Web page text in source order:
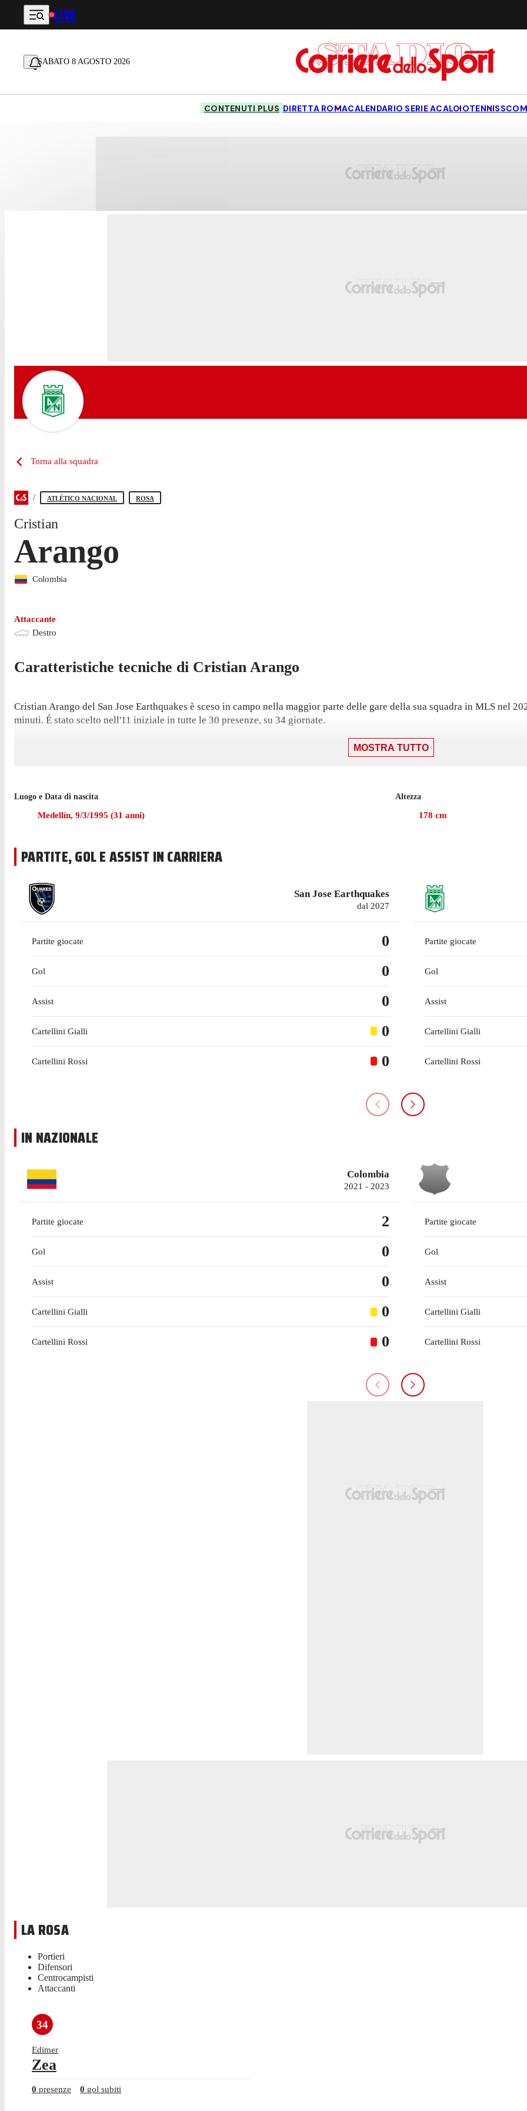
Vai al contenuto principale
LIVE
SABATO 8 AGOSTO 2026
CONTENUTI PLUS DIRETTA ROMACALENDARIO SERIE ACALCIOTENNIS
Torna alla squadra
ATLÉTICO NACIONAL ROSA
Cristian
Arango
Colombia
Attaccante
Destro
Caratteristiche tecniche di Cristian Arango
Cristian Arango del San Jose Earthquakes è sceso in campo nella maggior parte delle gare della sua squadra in MLS nel
minuti. É stato scelto nell'11 iniziale in tutte le 30 presenze, su 34 giornate.
Arango ha giocato la sua ultima partita il 18 ottobre, con i San Jose Earthquakes: una vittoria per 2-1 contro Austin, in
Kansas City l'1 marzo, avendo realizzato una rete nella vittoria per 2-1.
Nell'ultima stagione con il Real Salt Lake in MLS Arango ha collezionato 32 presenze, gare in cui ha realizzato 17 gol e
campionato, con 23 gol e 7 assist.
MOSTRA TUTTO
Luogo e Data di nascita
Medellín, 9/3/1995 (31 anni)
Altezza
178 cm
PARTITE, GOL E ASSIST IN CARRIERA
San Jose Earthquakes
dal 2027
Partite giocate 0
Gol 0
Assist 0
Cartellini Gialli 0
Cartellini Rossi 0
Partite giocate
Gol
Assist
Cartellini Gialli
Cartellini Rossi
IN NAZIONALE
Colombia
2021 - 2023
Partite giocate 2
Gol 0
Assist 0
Cartellini Gialli 0
Cartellini Rossi 0
Partite giocate
Gol
Assist
Cartellini Gialli
Cartellini Rossi
LA ROSA
Portieri
Difensori
Centrocampisti
Attaccanti
34
Edimer
Zea
0 presenze 0 gol subiti